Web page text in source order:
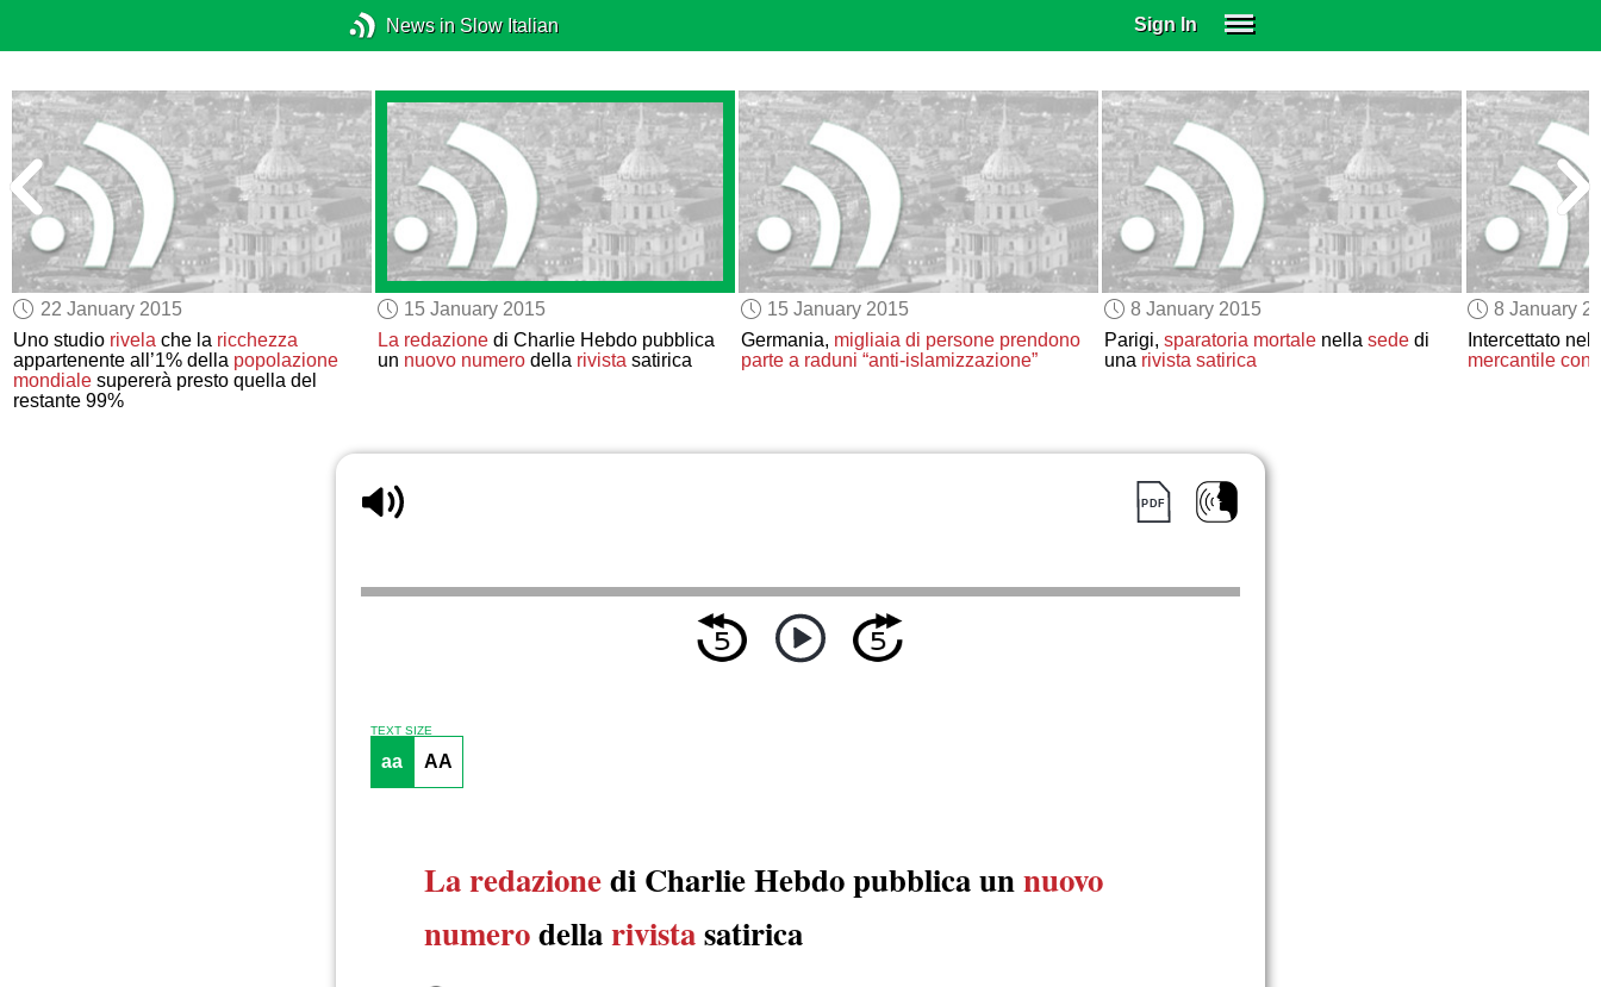
News in Slow Italian Sign In
SUBSCRIBE
EDUCATIONAL LICENSES
GIFT CARDS
OTHER LANGUAGES
ABOUT US
ALEXA
ADJUST COLORS
22 January 2015
Uno studio rivela che la ricchezza
appartenente all’1% della popolazione
mondiale supererà presto quella del
restante 99%
15 January 2015
La redazionedi Charlie Hebdo pubblica
un nuovo numerodella rivistasatirica
15 January 2015
Germania, migliaia di persone prendono
parte a raduni “anti-islamizzazione”
8 January 2015
Parigi, sparatoria mortalenella sededi
una rivista satirica
8 January
Intercettato
mercantile con
TEXT SIZE
aa AA
La redazionedi Charlie Hebdo pubblica unnuovo
numerodellarivistasatirica